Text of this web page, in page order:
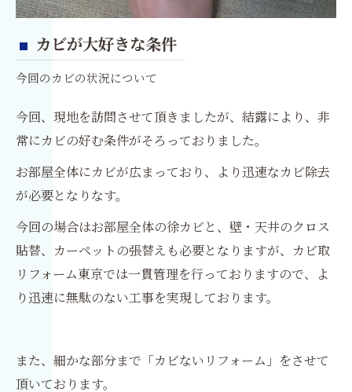
カビが大好きな条件
今回のカビの状況について
今回、現地を訪問させて頂きましたが、結露により、非
常にカビの好む条件がそろっておりました。
お部屋全体にカビが広まっており、より迅速なカビ除去
が必要となりなす。
今回の場合はお部屋全体の徐カビと、壁・天井のクロス
貼替、カーペットの張替えも必要となりますが、カビ取
リフォーム東京では一貫管理を行っておりますので、よ
り迅速に無駄のない工事を実現しております。
また、細かな部分まで「カビないリフォーム」をさせて
頂いております。